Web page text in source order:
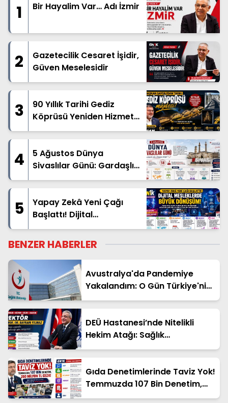
1 Bir Hayalim Var… Adı İzmir
2
Gazetecilik Cesaret İşidir,
Güven Meselesidir
3
90 Yıllık Tarihi Gediz
Köprüsü Yeniden Hizmete
Açıldı
4
5 Ağustos Dünya
Sivaslılar Günü: Gardaşlık
Ruhu Dünyanın Dört Bir
5
Yapay Zekâ Yeni Çağı
Başlattı! Dijital
Mesleklerde Büyük
Dönüşüm
BENZER HABERLER
Avustralya'da Pandemiye
Yakalandım: O Gün Türkiye'nin
Sağlık Sisteminin Değerini Çok
DEÜ Hastanesi’nde Nitelikli
Hekim Atağı: Sağlık
Hizmetlerinde Yeni Dönem
Gıda Denetimlerinde Taviz Yok!
Temmuzda 107 Bin Denetim,
250 Milyon TL Ceza